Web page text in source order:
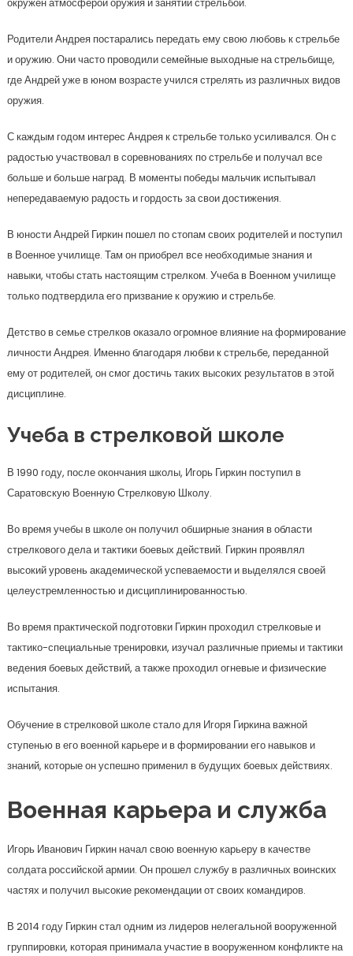
окружен атмосферой оружия и занятий стрельбой.
Родители Андрея постарались передать ему свою любовь к стрельбе
и оружию. Они часто проводили семейные выходные на стрельбище,
где Андрей уже в юном возрасте учился стрелять из различных видов
оружия.
С каждым годом интерес Андрея к стрельбе только усиливался. Он с
радостью участвовал в соревнованиях по стрельбе и получал все
больше и больше наград. В моменты победы мальчик испытывал
непередаваемую радость и гордость за свои достижения.
В юности Андрей Гиркин пошел по стопам своих родителей и поступил
в Военное училище. Там он приобрел все необходимые знания и
навыки, чтобы стать настоящим стрелком. Учеба в Военном училище
только подтвердила его призвание к оружию и стрельбе.
Детство в семье стрелков оказало огромное влияние на формирование
личности Андрея. Именно благодаря любви к стрельбе, переданной
ему от родителей, он смог достичь таких высоких результатов в этой
дисциплине.
Учеба в стрелковой школе
В 1990 году, после окончания школы, Игорь Гиркин поступил в
Саратовскую Военную Стрелковую Школу.
Во время учебы в школе он получил обширные знания в области
стрелкового дела и тактики боевых действий. Гиркин проявлял
высокий уровень академической успеваемости и выделялся своей
целеустремленностью и дисциплинированностью.
Во время практической подготовки Гиркин проходил стрелковые и
тактико-специальные тренировки, изучал различные приемы и тактики
ведения боевых действий, а также проходил огневые и физические
испытания.
Обучение в стрелковой школе стало для Игоря Гиркина важной
ступенью в его военной карьере и в формировании его навыков и
знаний, которые он успешно применил в будущих боевых действиях.
Военная карьера и служба
Игорь Иванович Гиркин начал свою военную карьеру в качестве
солдата российской армии. Он прошел службу в различных воинских
частях и получил высокие рекомендации от своих командиров.
В 2014 году Гиркин стал одним из лидеров нелегальной вооруженной
группировки, которая принимала участие в вооруженном конфликте на